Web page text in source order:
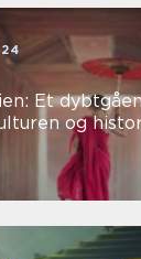
Et
og